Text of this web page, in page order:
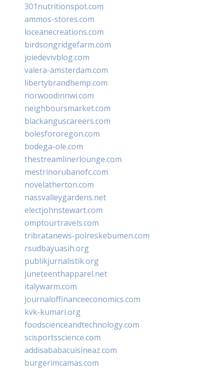
301nutritionspot.com
ammos-stores.com
loceanecreations.com
birdsongridgefarm.com
joiedevivblog.com
valera-amsterdam.com
libertybrandhemp.com
norwoodinnwi.com
neighboursmarket.com
blackanguscareers.com
bolesfororegon.com
bodega-ole.com
thestreamlinerlounge.com
mestrinorubanofc.com
novelatherton.com
nassvalleygardens.net
electjohnstewart.com
omptourtravels.com
tribratanews-polreskebumen.com
rsudbayuasih.org
publikjurnalistik.org
juneteenthapparel.net
italywarm.com
journaloffinanceeconomics.com
kvk-kumari.org
foodscienceandtechnology.com
scisportsscience.com
addisababacuisineaz.com
burgerimcamas.com